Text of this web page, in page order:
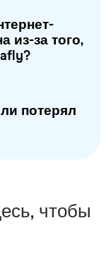
из-за того,
потерял
чтобы